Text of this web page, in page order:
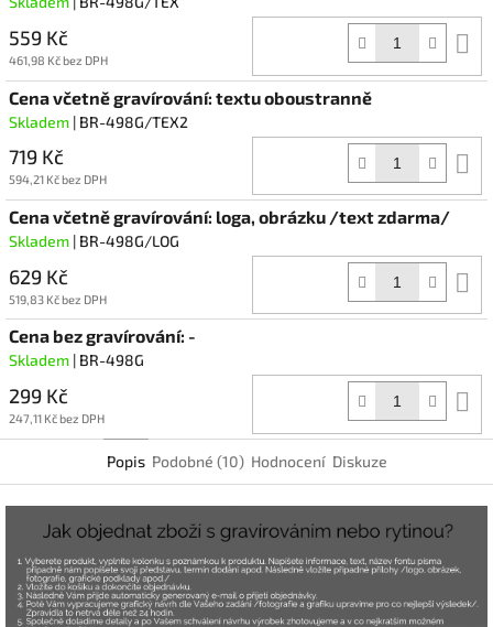
559 Kč
461,98 Kč bez DPH
Cena včetně gravírování: textu oboustranně
Skladem | BR-498G/TEX2
719 Kč
594,21 Kč bez DPH
Cena včetně gravírování: loga, obrázku /text zdarma/
Skladem | BR-498G/LOG
629 Kč
519,83 Kč bez DPH
Cena bez gravírování: -
Skladem | BR-498G
299 Kč
247,11 Kč bez DPH
Popis Podobné (10) Hodnocení Diskuze